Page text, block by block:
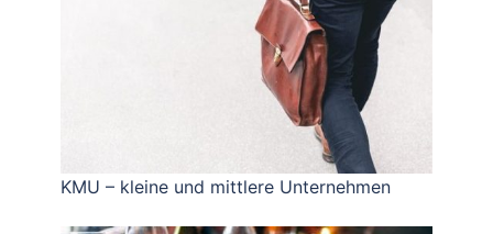
KMU – kleine und mittlere Unternehmen